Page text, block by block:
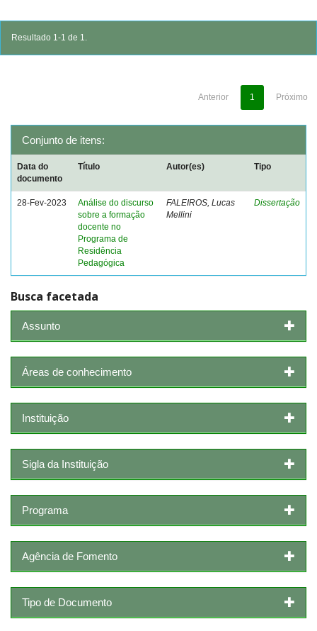
Resultado 1-1 de 1.
Anterior 1 Próximo
Conjunto de itens:
Data do
documento
Título Autor(es) Tipo
28-Fev-2023
Análise do discurso
sobre a formação
docente no
Programa de
Residência
Pedagógica
FALEIROS, Lucas
Mellini
Dissertação
Busca facetada
Assunto
Áreas de conhecimento
Instituição
Sigla da Instituição
Programa
Agência de Fomento
Tipo de Documento